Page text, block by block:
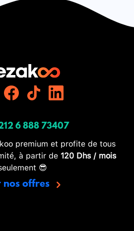
6 888 73407
premium et profite de tous
à partir de 120 Dhs / mois
😎
nos offres